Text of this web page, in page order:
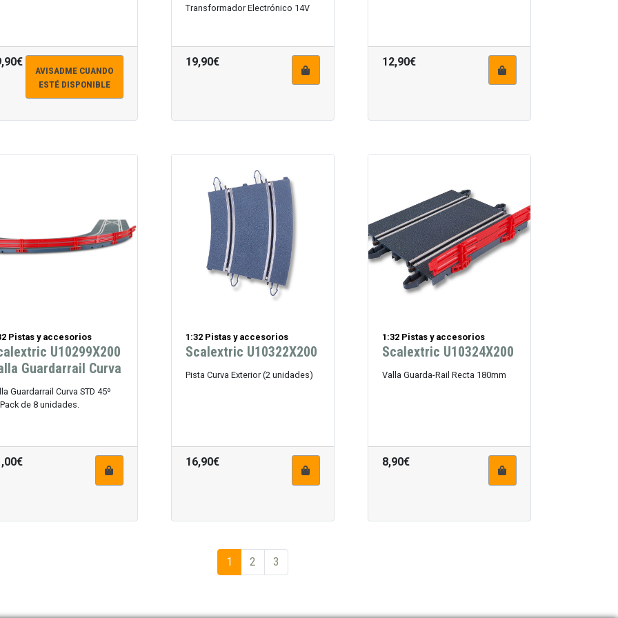
AVISADME CUANDO
ESTÉ DISPONIBLE
Transformador Electrónico 14V
19,90€ 12,90€
Pistas y accesorios
U10299X200
Guardarrail Curva
Guardarrail Curva STD 45º
de 8 unidades.
1:32 Pistas y accesorios
Scalextric U10322X200
Pista Curva Exterior (2 unidades)
16,90€
1:32 Pistas y accesorios
Scalextric U10324X200
Valla Guarda-Rail Recta 180mm
8,90€
1 2 3